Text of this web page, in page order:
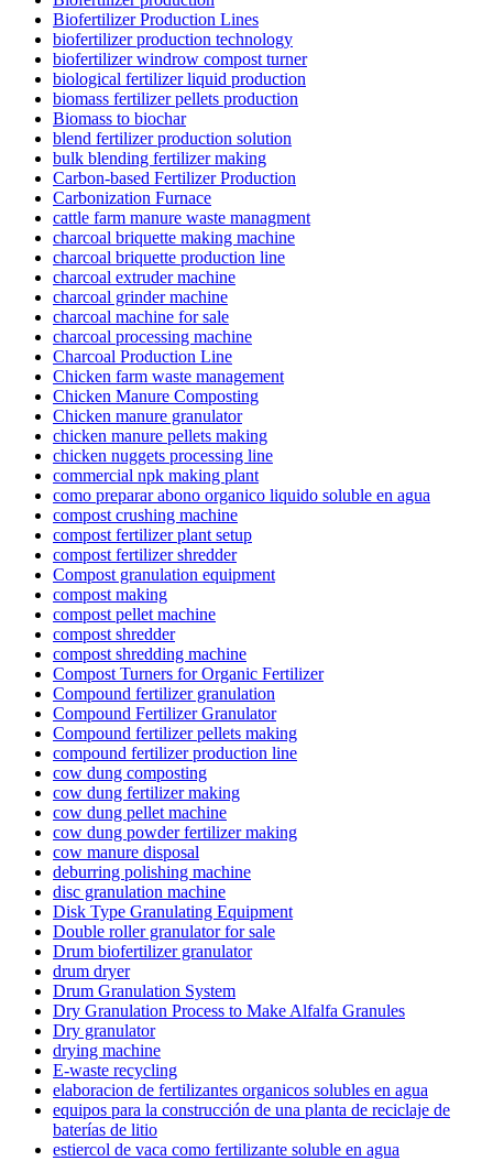
Biofertilizer Production Lines
biofertilizer production technology
biofertilizer windrow compost turner
biological fertilizer liquid production
biomass fertilizer pellets production
Biomass to biochar
blend fertilizer production solution
bulk blending fertilizer making
Carbon-based Fertilizer Production
Carbonization Furnace
cattle farm manure waste managment
charcoal briquette making machine
charcoal briquette production line
charcoal extruder machine
charcoal grinder machine
charcoal machine for sale
charcoal processing machine
Charcoal Production Line
Chicken farm waste management
Chicken Manure Composting
Chicken manure granulator
chicken manure pellets making
chicken nuggets processing line
commercial npk making plant
como preparar abono organico liquido soluble en agua
compost crushing machine
compost fertilizer plant setup
compost fertilizer shredder
Compost granulation equipment
compost making
compost pellet machine
compost shredder
compost shredding machine
Compost Turners for Organic Fertilizer
Compound fertilizer granulation
Compound Fertilizer Granulator
Compound fertilizer pellets making
compound fertilizer production line
cow dung composting
cow dung fertilizer making
cow dung pellet machine
cow dung powder fertilizer making
cow manure disposal
deburring polishing machine
disc granulation machine
Disk Type Granulating Equipment
Double roller granulator for sale
Drum biofertilizer granulator
drum dryer
Drum Granulation System
Dry Granulation Process to Make Alfalfa Granules
Dry granulator
drying machine
E-waste recycling
elaboracion de fertilizantes organicos solubles en agua
equipos para la construcción de una planta de reciclaje de
baterías de litio
estiercol de vaca como fertilizante soluble en agua